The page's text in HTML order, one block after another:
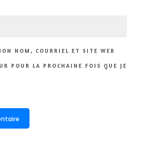
NOM, COURRIEL ET SITE WEB
POUR LA PROCHAINE FOIS QUE JE